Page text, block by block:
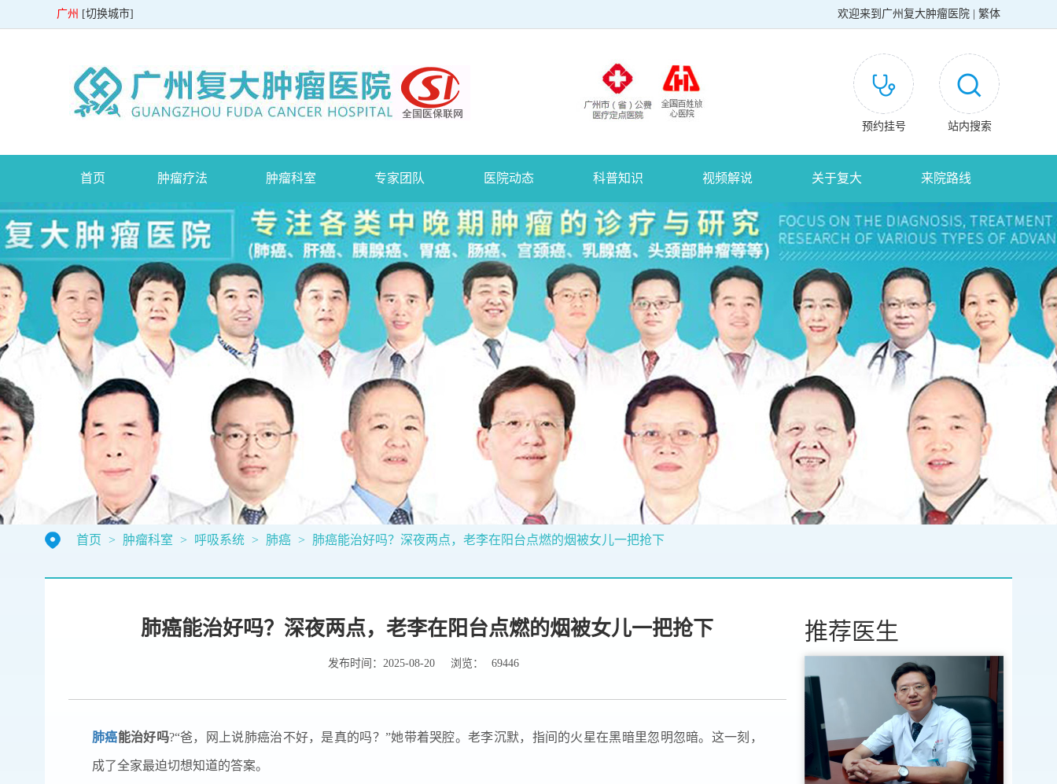
广州 [切换城市] 欢迎来到 广州复大肿瘤医院 繁体
预约挂号 站内搜索
首页 肿瘤疗法 肿瘤科室 专家团队 医院动态 科普知识 视频解说 关于复大 来院路线
首页 > 肿瘤科室 > 呼吸系统 > 肺癌 > 肺癌能治好吗？深夜两点，老李在阳台点燃的烟被女儿一把抢下
肺癌能治好吗？深夜两点，老李在阳台点燃的烟被女儿一把抢下
发布时间：2025-08-20 浏览： 69446
肺癌能治好吗?“爸，网上说肺癌治不好，是真的吗？”她带着哭腔。老李沉默，指间的火星在黑暗里忽明忽暗。这一刻，
成了全家最迫切想知道的答案。
推荐医生